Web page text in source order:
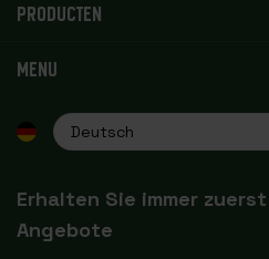
PRODUCTEN
MENU
Erhalten Sie immer
Angebote